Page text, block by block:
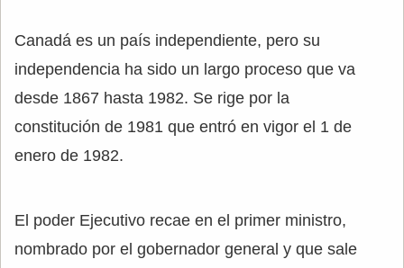
Canadá es un país independiente, pero su
independencia ha sido un largo proceso que va
desde 1867 hasta 1982. Se rige por la
constitución de 1981 que entró en vigor el 1 de
enero de 1982.
El poder Ejecutivo recae en el primer ministro,
nombrado por el gobernador general y que sale